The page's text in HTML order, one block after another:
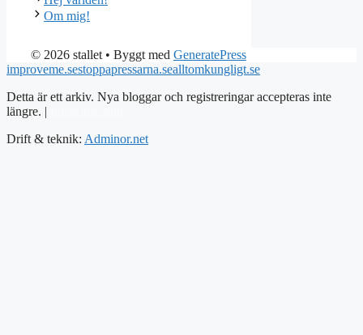
Om mig!
© 2026 stallet • Byggt med GeneratePress
improveme.sestoppapressarna.sealltomkungligt.se
Detta är ett arkiv. Nya bloggar och registreringar accepteras inte
längre. |
Drift & teknik: Adminor.net